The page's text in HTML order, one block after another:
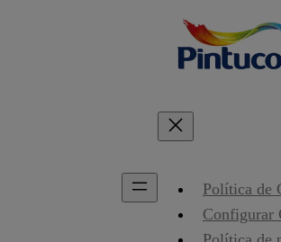
Política de
Configurar